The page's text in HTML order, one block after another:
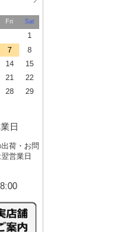
Fri Sat
1
7
8
14
15
21
22
28
29
日
荷・お問
営業日